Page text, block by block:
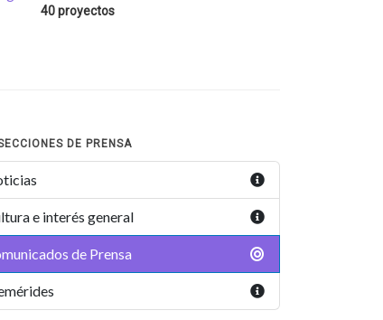
40 proyectos
DE PRENSA
e interés general
de Prensa